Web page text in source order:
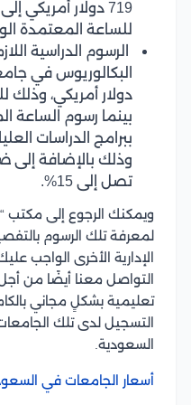
للساعة المعتمدة
الرسوم الدراسية
دولار أمريكي، وذلك
بينما رسوم الساعة
وذلك بالإضافة إلى
تصل إلى 15%.
ويمكنك الرجوع إلى مكتب
لمعرفة تلك الرسوم
الإدارية الأخرى الواجب
التواصل معنا أيضًا من
تعليمية بشكلٍ مجاني
التسجيل لدى تلك
السعودية.
أسعار الجامعات في